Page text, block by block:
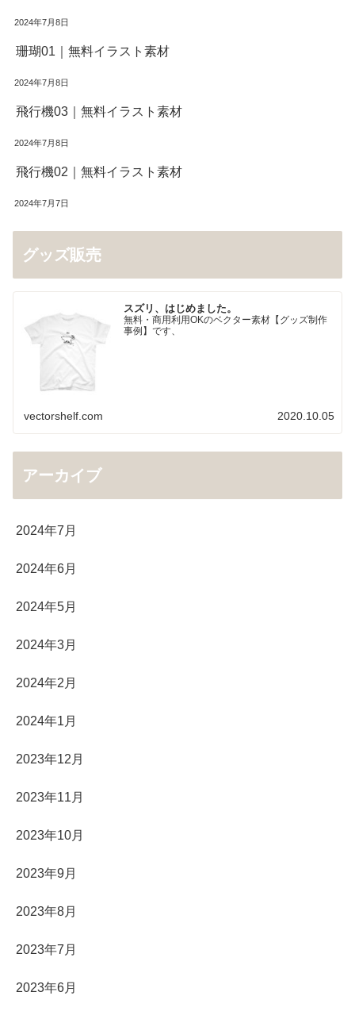
2024年7月8日
珊瑚01｜無料イラスト素材
2024年7月8日
飛行機03｜無料イラスト素材
2024年7月8日
飛行機02｜無料イラスト素材
2024年7月7日
グッズ販売
スズリ、はじめました。
無料・商用利用OKのベクター素材【グッズ制作
事例】です、
vectorshelf.com 2020.10.05
アーカイブ
2024年7月
2024年6月
2024年5月
2024年3月
2024年2月
2024年1月
2023年12月
2023年11月
2023年10月
2023年9月
2023年8月
2023年7月
2023年6月